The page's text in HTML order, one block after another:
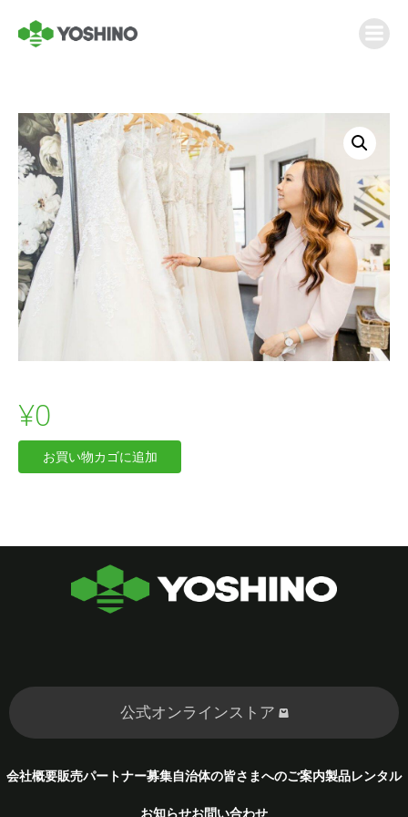
¥0
Dress
–
個
お買い物カゴに追加
公式オンラインストア
会社概要販売パートナー募集自治体の皆さまへのご案内製品レンタル
お知らせお問い合わせ